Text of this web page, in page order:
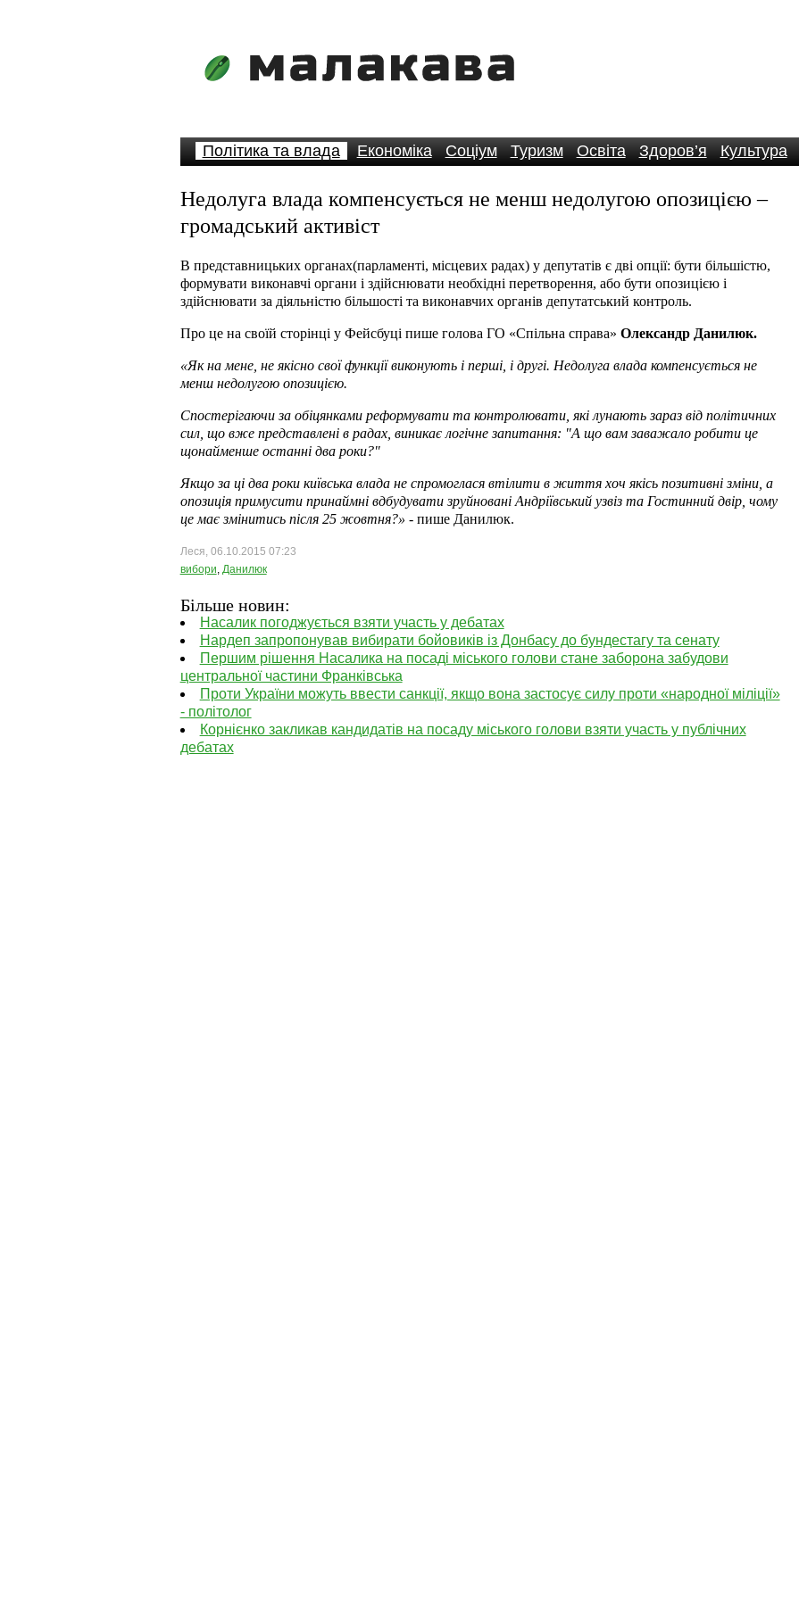
Політика та влада Економіка Соціум Туризм Освіта Здоров’я Культура
Недолуга влада компенсується не менш недолугою опозицією –
громадський активіст
В представницьких органах(парламенті, місцевих радах) у депутатів є дві опції: бути більшістю,
формувати виконавчі органи і здійснювати необхідні перетворення, або бути опозицією і
здійснювати за діяльністю більшості та виконавчих органів депутатський контроль.
Про це на своїй сторінці у Фейсбуці пише голова ГО «Спільна справа» Олександр Данилюк.
«Як на мене, не якісно свої функції виконують і перші, і другі. Недолуга влада компенсується не
менш недолугою опозицією.
Спостерігаючи за обіцянками реформувати та контролювати, які лунають зараз від політичних
сил, що вже представлені в радах, виникає логічне запитання: "А що вам заважало робити це
щонайменше останні два роки?"
Якщо за ці два роки київська влада не спромоглася втілити в життя хоч якісь позитивні зміни, а
опозиція примусити принаймні вдбудувати зруйновані Андріївський узвіз та Гостинний двір, чому
це має змінитись після 25 жовтня?» - пише Данилюк.
Леся, 06.10.2015 07:23
вибори, Данилюк
Більше новин:
Насалик погоджується взяти участь у дебатах
Нардеп запропонував вибирати бойовиків із Донбасу до бундестагу та сенату
Першим рішення Насалика на посаді міського голови стане заборона забудови
центральної частини Франківська
Проти України можуть ввести санкції, якщо вона застосує силу проти «народної міліції»
- політолог
Корнієнко закликав кандидатів на посаду міського голови взяти участь у публічних
дебатах